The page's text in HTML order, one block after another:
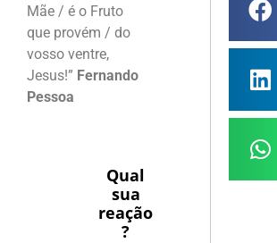
Mãe / é o Fruto
que provém / do
vosso ventre,
Jesus!” Fernando
Pessoa
Qual
sua
reação
?